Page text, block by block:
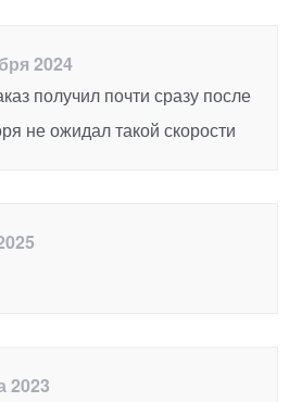
2024
получил почти сразу после
не ожидал такой скорости
2023